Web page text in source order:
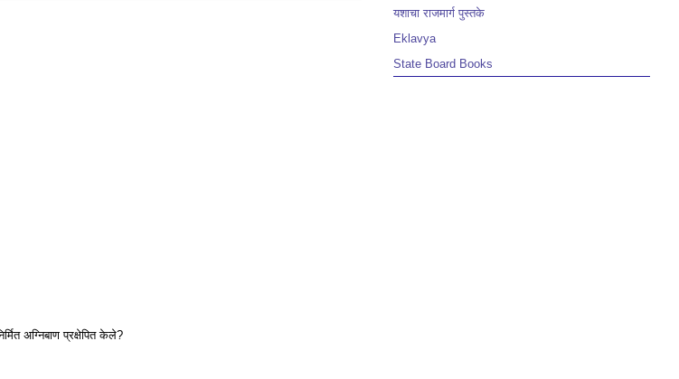
अग्निबाण प्रक्षेपित केले?
यशाचा राजमार्ग पुस्तके
Eklavya
State Board Books